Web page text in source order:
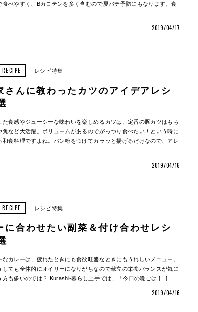
食べやすく、Bカロテンを多く含むので夏バテ予防にもなります。食
2019/04/17
レシピ特集
さんに教わったカツのアイデアレシ
た食感やジューシーな味わいを楽しめるカツは、定番の豚カツはもち
魚など大活躍。ボリュームがあるのでがっつり食べたい！という時に
和食料理ですよね。パン粉をつけてカラッと揚げるだけなので、アレ
2019/04/16
レシピ特集
に合わせたい副菜＆付け合わせレシ
なカレーは、疲れたときにも食欲旺盛なときにもうれしいメニュー。
しても全体的にオイリーになりがちなので献立の栄養バランスが気に
方も多いのでは？ Kurashi-暮らし上手では、「今日の晩ごは […]
2019/04/16